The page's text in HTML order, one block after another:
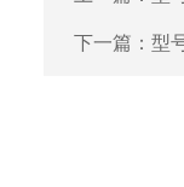
下一篇： 型